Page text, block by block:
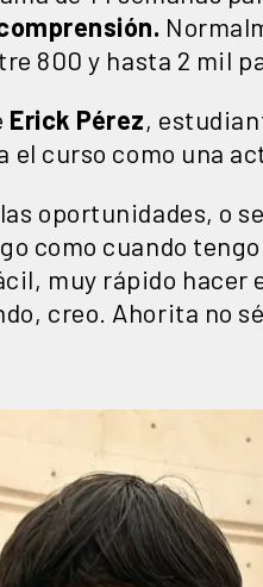
800 y hasta 2 mil
Erick Pérez,
curso como una
oportunidades, o
como cuando
muy rápido hacer
creo. Ahorita no